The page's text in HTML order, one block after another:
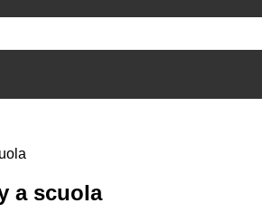
a scuola